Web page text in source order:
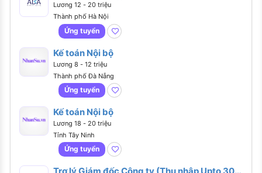
Lương 12 - 20 triệu
Thành phố Hà Nội
Ứng tuyển
Kế toán Nội bộ
Lương 8 - 12 triệu
Thành phố Đà Nẵng
Ứng tuyển
Kế toán Nội bộ
Lương 18 - 20 triệu
Tỉnh Tây Ninh
Ứng tuyển
Trợ lý Giám đốc Công ty (Thu nhập Upto 30